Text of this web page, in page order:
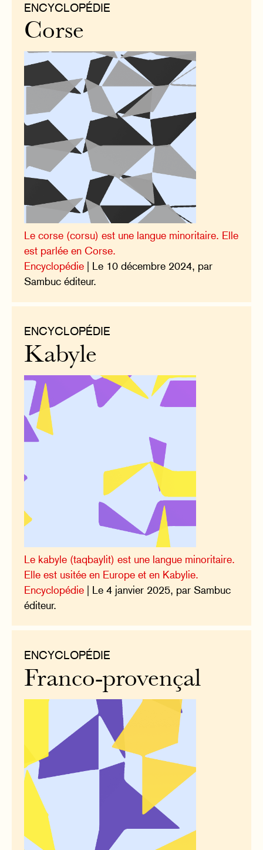
ENCYCLOPÉDIE
Corse
Le corse (corsu) est une langue minoritaire. Elle
est parlée en Corse.
Encyclopédie | Le 10 décembre 2024, par
Sambuc éditeur.
ENCYCLOPÉDIE
Kabyle
Le kabyle (taqbaylit) est une langue minoritaire.
Elle est usitée en Europe et en Kabylie.
Encyclopédie | Le 4 janvier 2025, par Sambuc
éditeur.
ENCYCLOPÉDIE
Franco-provençal